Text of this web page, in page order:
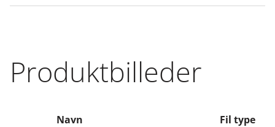
Produktbilleder
Navn Fil type